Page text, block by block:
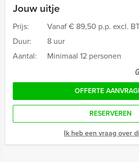
Jouw uitje
Prijs: Vanaf€ 89,50 p.p. excl.
Duur:
8 uur
Aantal:
Minimaal 12 personen
OFFERTE
RESERVEREN
Ik heb een vraag over